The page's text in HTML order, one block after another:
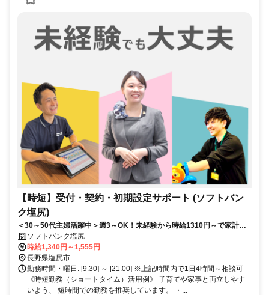
【時短】受付・契約・初期設定サポート (ソフトバン
ク塩尻)
＜30～50代主婦活躍中＞週3～OK！未経験から時給1310円～で家計に
貢献◎育児と両立しながら社会と繋がるお仕事
ソフトバンク塩尻
時給1,340円～1,555円
長野県塩尻市
勤務時間・曜日: [9:30] ～ [21:00] ※上記時間内で1日4時間～相談可
《時短勤務（ショートタイム）活用例》 子育てや家事と両立しやす
いよう、 短時間での勤務を推奨しています。 ・...